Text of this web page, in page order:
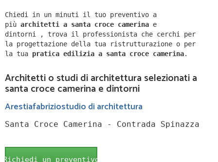
Chiedi in un minuti il tuo preventivo a
più architetti a santa croce camerina e
dintorni ,
trova il professionista che cerchi per
la progettazione della tua ristrutturazione o per
la tua pratica edilizia a santa croce camerina.
Architetti o studi di architettura selezionati a
santa croce camerina e dintorni
Arestiafabriziostudio di architettura
Santa Croce Camerina - Contrada Spinazza
Richiedi un preventivo